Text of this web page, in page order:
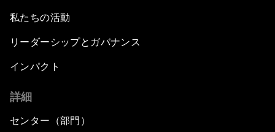
私たちの活動
リーダーシップとガバナンス
インパクト
詳細
センター（部門）